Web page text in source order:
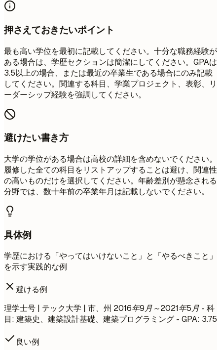
押さえておきたいポイント
最も高い学位を最初に記載してください。十分な職務経験が
ある場合は、学歴セクションは簡潔にしてください。GPAは
3.5以上の場合、または最近の卒業生である場合にのみ記載
してください。関連する科目、学業プロジェクト、表彰、リ
ーダーシップ経験を強調してください。
避けたい書き方
大学の学位がある場合は高校の詳細を含めないでください。
履修した全ての科目をリストアップすることは避け、関連性
の高いものだけを選択してください。年齢差別が懸念される
分野では、数十年前の卒業年月は記載しないでください。
具体例
学歴における「やってはいけないこと」と「やるべきこと」
を示す実践的な例
避ける例
理学士号 | テック大学 | 市、州 2016年9月～2021年5月 - 科
目: 建築史、建築設計基礎、建築プログラミング - GPA: 3.75
良い例